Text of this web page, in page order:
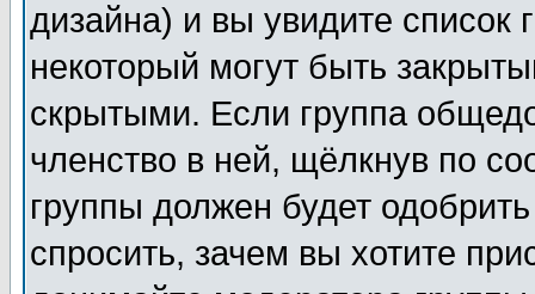
дизайна) и вы увидите список
некоторый могут быть
скрытыми. Если группа
членство в ней, щёлкнув по
группы должен будет
спросить, зачем вы хотите